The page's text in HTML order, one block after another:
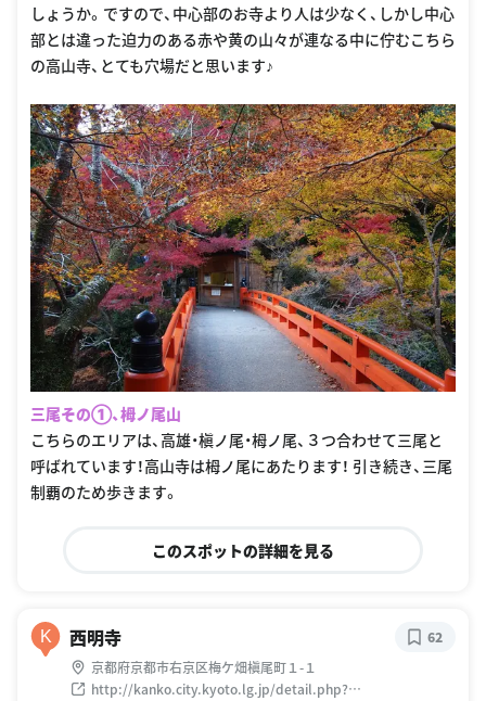
しょうか。ですので、中心部のお寺より人は少なく、しかし中心
部とは違った迫力のある赤や黄の山々が連なる中に佇むこちら
の高山寺、とても穴場だと思います♪
三尾その①、栂ノ尾山
こちらのエリアは、高雄・槇ノ尾・栂ノ尾、３つ合わせて三尾と
呼ばれています！高山寺は栂ノ尾にあたります！ 引き続き、三尾
制覇のため歩きます。
このスポットの詳細を見る
K 西明寺
京都府京都市右京区梅ケ畑槇尾町１-１
http://kanko.city.kyoto.lg.jp/detail.php?
62